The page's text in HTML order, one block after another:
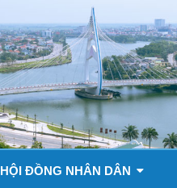
HỘI ĐỒNG NHÂN DÂN